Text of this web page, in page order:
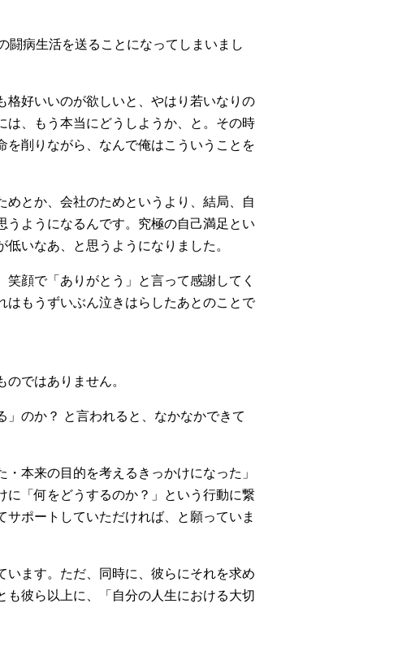
闘病生活を送ることになってしまいまし
格好いいのが欲しいと、やはり若いなりの
は、もう本当にどうしようか、と。その時
を削りながら、なんで俺はこういうことを
とか、会社のためというより、結局、自
ようになるんです。究極の自己満足とい
いなあ、と思うようになりました。
顔で「ありがとう」と言って感謝してく
はもうずいぶん泣きはらしたあとのことで
ではありません。
のか？ と言われると、なかなかできて
本来の目的を考えるきっかけになった」
に「何をどうするのか？」という行動に繋
ポートしていただければ、と願っていま
ます。ただ、同時に、彼らにそれを求め
彼ら以上に、「自分の人生における大切